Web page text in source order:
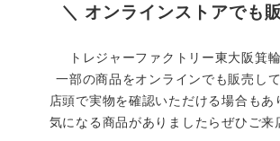
＼ オンラインストアでも
トレジャーファクトリー東大阪箕輪
一部の商品をオンラインでも販売して
店頭で実物を確認いただける場合もあ
気になる商品がありましたらぜひご来